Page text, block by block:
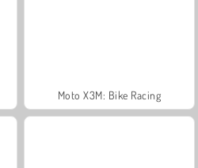
Moto X3M: Bike Racing